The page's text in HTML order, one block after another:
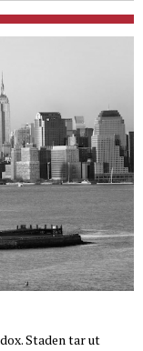
Staden tar ut